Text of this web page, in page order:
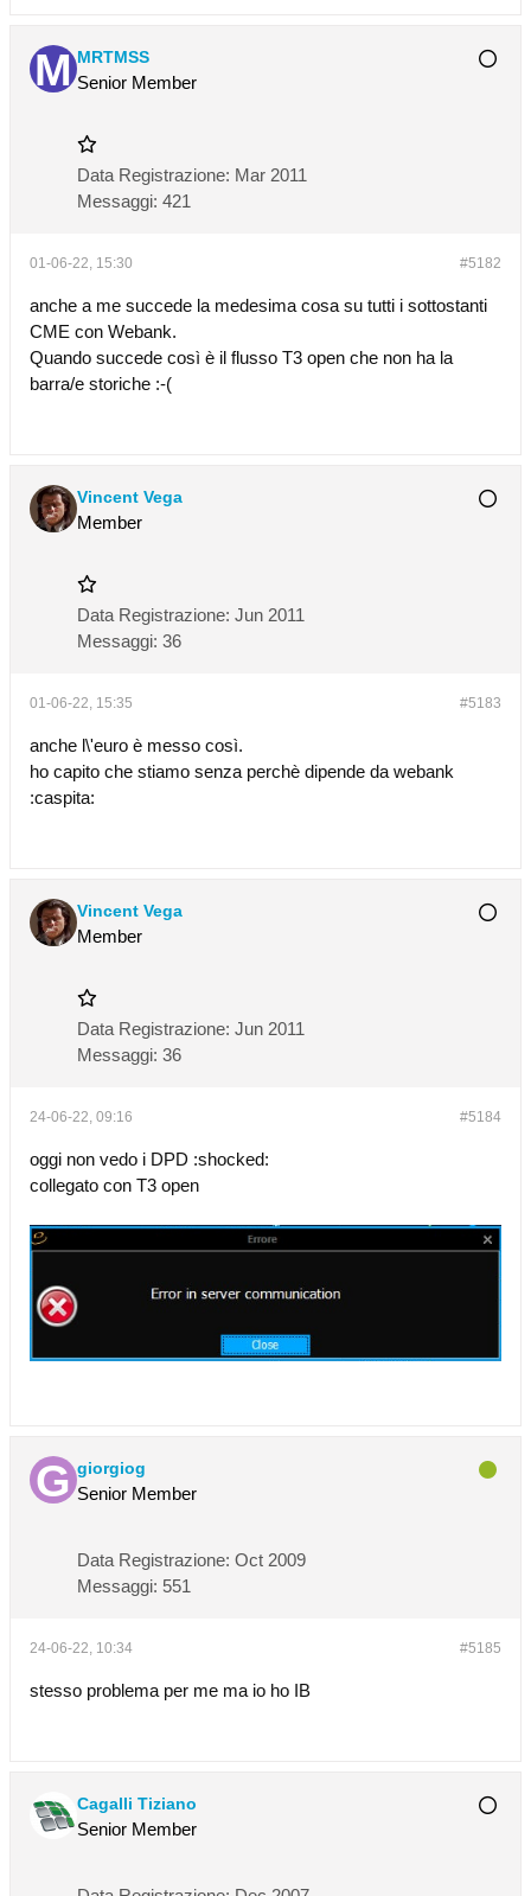
MRTMSS
Senior Member
Data Registrazione: Mar 2011
Messaggi: 421
#5182
01-06-22, 15:30
anche a me succede la medesima cosa su tutti i sottostanti
CME con Webank.
Quando succede così è il flusso T3 open che non ha la
barra/e storiche :-(
Vincent Vega
Member
Data Registrazione: Jun 2011
Messaggi: 36
#5183
01-06-22, 15:35
anche l\'euro è messo così.
ho capito che stiamo senza perchè dipende da webank
:caspita:
Vincent Vega
Member
Data Registrazione: Jun 2011
Messaggi: 36
#5184
24-06-22, 09:16
oggi non vedo i DPD :shocked:
collegato con T3 open
giorgiog
Senior Member
Data Registrazione: Oct 2009
Messaggi: 551
#5185
24-06-22, 10:34
stesso problema per me ma io ho IB
Cagalli Tiziano
Senior Member